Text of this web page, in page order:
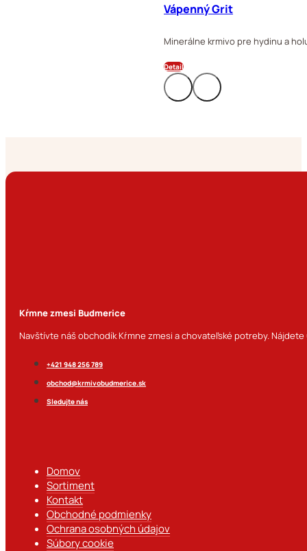
Vápenný Grit
Minerálne krmivo pre hydinu a
Detail
Kŕmne zmesi Budmerice
Navštívte náš obchodík Kŕmne zmesi a chovateľské potreby.
+421 948 256 789
obchod@krmivobudmerice.sk
Sledujte nás
Domov
Sortiment
Kontakt
Obchodné podmienky
Ochrana osobných údajov
Súbory cookie